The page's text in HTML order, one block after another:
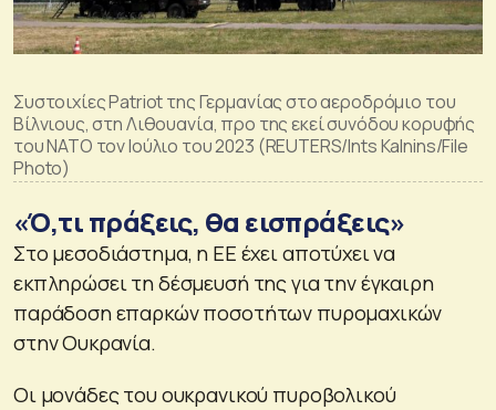
Συστοιχίες Patriot της Γερμανίας στο αεροδρόμιο του
Βίλνιους, στη Λιθουανία, προ της εκεί συνόδου κορυφής
του ΝΑΤΟ τον Ιούλιο του 2023 (REUTERS/Ints Kalnins/File
Photo)
«Ό,τι πράξεις, θα εισπράξεις»
Στο μεσοδιάστημα, η ΕΕ έχει αποτύχει να
εκπληρώσει τη δέσμευσή της για την έγκαιρη
παράδοση επαρκών ποσοτήτων πυρομαχικών
στην Ουκρανία.
Οι μονάδες του ουκρανικού πυροβολικού